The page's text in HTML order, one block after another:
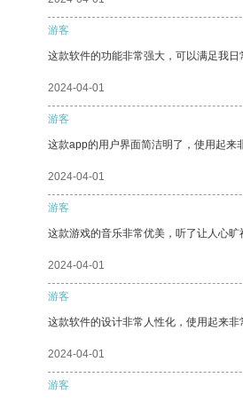
游客
这款软件的功能非常强大，可以满足我日
2024-04-01
游客
这款app的用户界面简洁明了，使用起来
2024-04-01
游客
这款游戏的音乐非常优美，听了让人心旷
2024-04-01
游客
这款软件的设计非常人性化，使用起来非
2024-04-01
游客